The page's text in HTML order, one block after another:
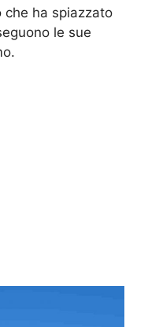
che ha spiazzato
le sue